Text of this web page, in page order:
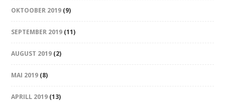
OKTOOBER 2019 (9)
SEPTEMBER 2019 (11)
AUGUST 2019 (2)
MAI 2019 (8)
APRILL 2019 (13)